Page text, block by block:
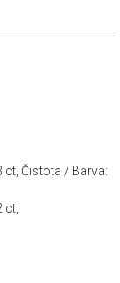
ct, Čistota / Barva:
ct,